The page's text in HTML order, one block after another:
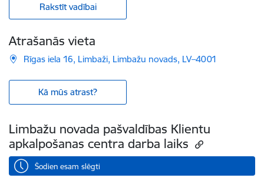
Rakstīt vadībai
Atrašanās vieta
Rīgas iela 16, Limbaži, Limbažu novads, LV–4001
Kā mūs atrast?
Limbažu novada pašvaldības Klientu
apkalpošanas centra darba laiks
Šodien esam slēgti